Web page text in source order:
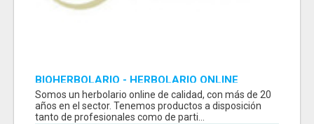
BIOHERBOLARIO - HERBOLARIO ONLINE
Somos un herbolario online de calidad, con más de 20
años en el sector. Tenemos productos a disposición
tanto de profesionales como de parti...